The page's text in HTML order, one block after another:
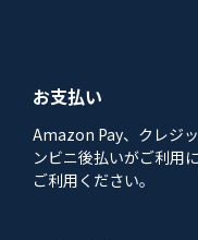
お支払い
Amazon Pay、クレジ
ンビニ後払いがご利用
ご利用ください。